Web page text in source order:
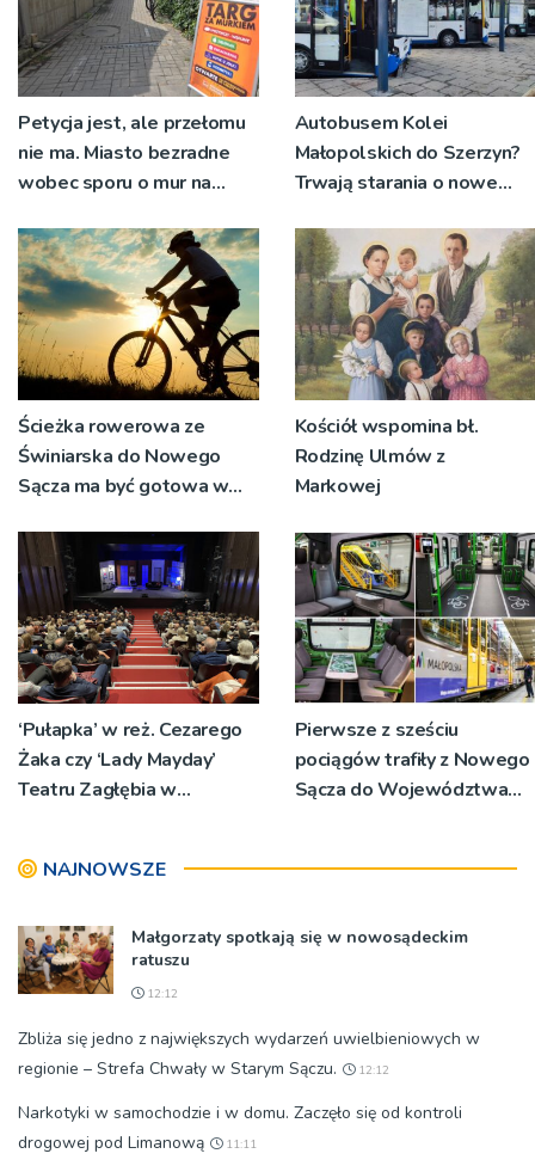
Petycja jest, ale przełomu
nie ma. Miasto bezradne
wobec sporu o mur na
Autobusem Kolei
Małopolskich do Szerzyn?
Trwają starania o nowe
Ścieżka rowerowa ze
Świniarska do Nowego
Sącza ma być gotowa w
Kościół wspomina bł.
Rodzinę Ulmów z
Markowej
‘Pułapka’ w reż. Cezarego
Żaka czy ‘Lady Mayday’
Teatru Zagłębia w
odsłonie
Pierwsze z sześciu
pociągów trafiły z Nowego
Sącza do Województwa
NAJNOWSZE
Małgorzaty spotkają się w nowosądeckim
ratuszu
12:12
Zbliża się jedno z największych wydarzeń uwielbieniowych w
regionie – Strefa Chwały w Starym Sączu.
12:12
Narkotyki w samochodzie i w domu. Zaczęło się od kontroli
drogowej pod Limanową
11:11